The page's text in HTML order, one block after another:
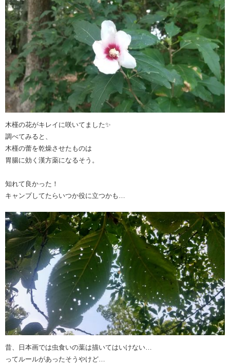
木槿の花がキレイに咲いてました✨
調べてみると、
木槿の蕾を乾燥させたものは
胃腸に効く漢方薬になるそう。
知れて良かった！
キャンプしてたらいつか役に立つかも…
昔、日本画では虫食いの葉は描いてはいけない…
ってルールがあったそうやけど…